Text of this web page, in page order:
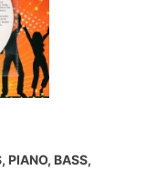
PIANO, BASS,